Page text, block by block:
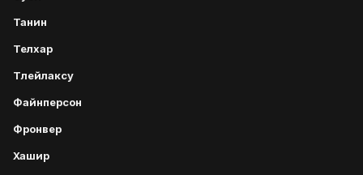
Танин
Телхар
Тлейлаксу
Файнперсон
Фронвер
Хашир